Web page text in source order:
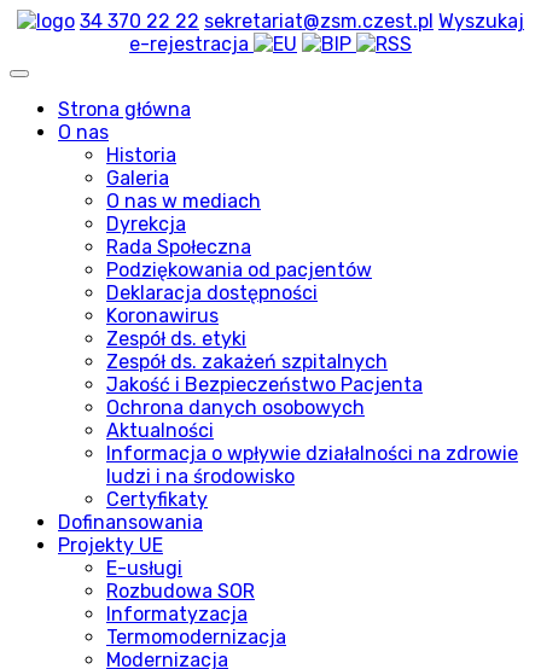
34 370 22 22 sekretariat@zsm.czest.pl Wyszukaj
e-rejestracja
Strona główna
O nas
Historia
Galeria
O nas w mediach
Dyrekcja
Rada Społeczna
Podziękowania od pacjentów
Deklaracja dostępności
Koronawirus
Zespół ds. etyki
Zespół ds. zakażeń szpitalnych
Jakość i Bezpieczeństwo Pacjenta
Ochrona danych osobowych
Aktualności
Informacja o wpływie działalności na zdrowie
ludzi i na środowisko
Certyfikaty
Dofinansowania
Projekty UE
E-usługi
Rozbudowa SOR
Informatyzacja
Termomodernizacja
Modernizacja